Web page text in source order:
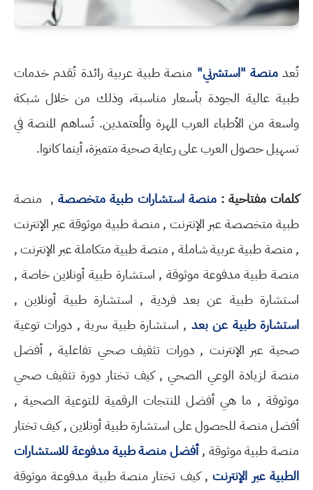
تُعدمنصة "استشرني" منصة طبية عربية رائدة تُقدم خدمات
طبية عالية الجودة بأسعار مناسبة، وذلك من خلال شبكة
واسعة من الأطباء العرب المهرة والمُعتمدين. تُساهم المنصة في
تسهيل حصول العرب على رعاية صحية متميزة، أينما كانوا.
كلمات مفتاحية : منصة استشارات طبية متخصصة, منصة
طبية متخصصة عبر الإنترنت , منصة طبية موثوقة عبر الإنترنت
, منصة طبية عربية شاملة , منصة طبية متكاملة عبر الإنترنت ,
منصة طبية مدفوعة موثوقة , استشارة طبية أونلاين خاصة ,
استشارة طبية عن بعد فردية , استشارة طبية أونلاين ,
استشارة طبية عن بعد , استشارة طبية سرية , دورات توعية
صحية عبر الإنترنت , دورات تثقيف صحي تفاعلية , أفضل
منصة لزيادة الوعي الصحي , كيف تختار دورة تثقيف صحي
موثوقة , ما هي أفضل المنتجات الرقمية للتوعية الصحية ,
أفضل منصة للحصول على استشارة طبية أونلاين , كيف تختار
منصة طبية موثوقة ,أفضل منصة طبية مدفوعة للاستشارات
الطبية عبر الإنترنت, كيف تختار منصة طبية مدفوعة موثوقة